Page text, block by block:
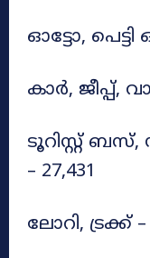
ഓട്ടോ, പെട്ടി
കാർ, ജീപ്പ്,
ടൂറിസ്റ്റ്
– 27,431
ലോറി, ട്രക്ക് –